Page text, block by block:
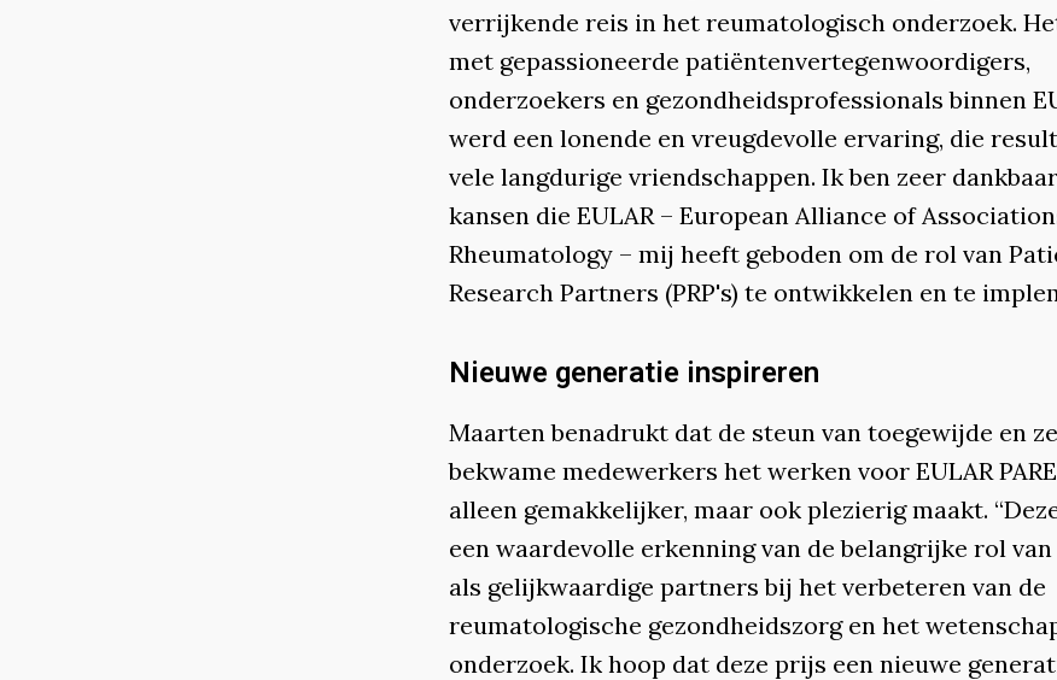
verrijkende reis in het reumatologisch onderzoek.
met gepassioneerde patiëntenvertegenwoordigers,
onderzoekers en gezondheidsprofessionals binnen
werd een lonende en vreugdevolle ervaring, die
vele langdurige vriendschappen. Ik ben zeer
kansen die EULAR – European Alliance of
Rheumatology – mij heeft geboden om de rol van
Research Partners (PRP's) te ontwikkelen en te
Nieuwe generatie inspireren
Maarten benadrukt dat de steun van toegewijde en
bekwame medewerkers het werken voor EULAR
alleen gemakkelijker, maar ook plezierig maakt.
een waardevolle erkenning van de belangrijke rol
als gelijkwaardige partners bij het verbeteren van de
reumatologische gezondheidszorg en het
onderzoek. Ik hoop dat deze prijs een nieuwe